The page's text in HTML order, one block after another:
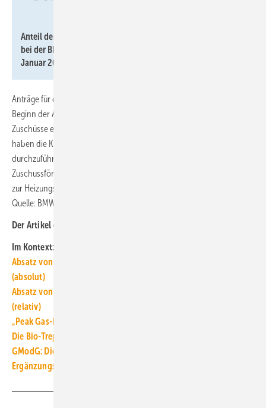
Anteil der Zusagen (monatlich und im Gesamtdurchschnitt)
bei der BEG-Heizungsförderung nach Wärmeerzeugern
Januar 2025 bis Mai 2026 und insgesamt.
Anträge für die BEG-EM-Heizungsförderung sind grundsätzlich vor
Beginn der Arbeiten zu stellen. Verbindlich reserviert sind die
Zuschüsse erst nach einer Zusage durch die KfW. Nach einer Zusage
haben die Kunden 36 Monate Zeit, den Heizungsaustausch
durchzuführen. Wichtig ist jedoch die Einhaltung von Abschnitt 9.5.1
Zuschussförderung der
zur Heizungsförderung:
Quelle: BMWE, eigene Berechnungen / jv
Der Artikel gehört zur
Im Kontext:
Absatz von Wärmeerzeugern in Deutschland 1998 bis 2025
(absolut)
Absatz von Wärmeerzeugern in Deutschland 1998 bis 2025
(relativ)
„Peak Gas-Heizungen“ hat jetzt ein konkretes Datum
Die Bio-Treppe im GModG ist ein Scheinzwerg
GModG: Die Grüngas-Quote entwertet den Hybrid-Rabatt
Ergänzungskredit: Die zusätzliche Heizungsförderung